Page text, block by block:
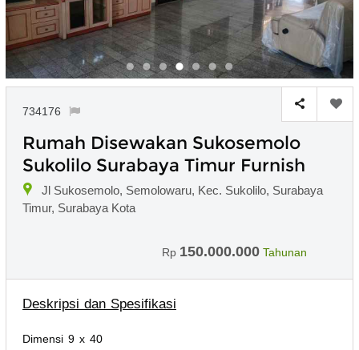
734176
Rumah Disewakan Sukosemolo
Sukolilo Surabaya Timur Furnish
Jl Sukosemolo, Semolowaru, Kec. Sukolilo, Surabaya
Timur, Surabaya Kota
Rp 150.000.000 Tahunan
Deskripsi dan Spesifikasi
Dimensi 9 x 40